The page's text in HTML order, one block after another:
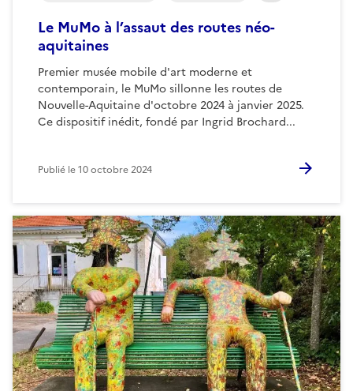
Le MuMo à l’assaut des routes néo-
aquitaines
Premier musée mobile d'art moderne et
contemporain, le MuMo sillonne les routes de
Nouvelle-Aquitaine d'octobre 2024 à janvier 2025.
Ce dispositif inédit, fondé par Ingrid Brochard...
Publié le10 octobre 2024